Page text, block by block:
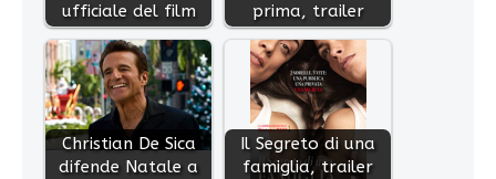
ufficiale del film
prima, trailer
Christian De Sica
difende Natale a
Il Segreto di una
famiglia, trailer